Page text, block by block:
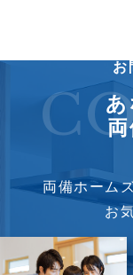
お
両備ホーム
お